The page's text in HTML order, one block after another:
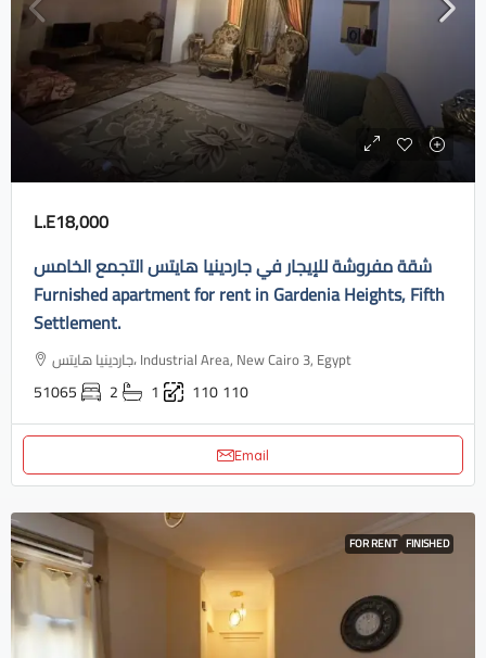
L.E18,000
شقة مفروشة للإيجار في جاردينيا هايتس التجمع الخامس
Furnished apartment for rent in Gardenia Heights, Fifth
Settlement.
جاردينيا هايتس، Industrial Area, New Cairo 3, Egypt
51065 2 1 110110
Email
FOR RENT FINISHED